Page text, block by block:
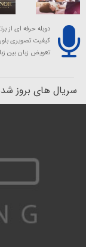
دوبله حرفه ای از
کیفیت تصویری
تعویض زبان بین
سریال های بروز